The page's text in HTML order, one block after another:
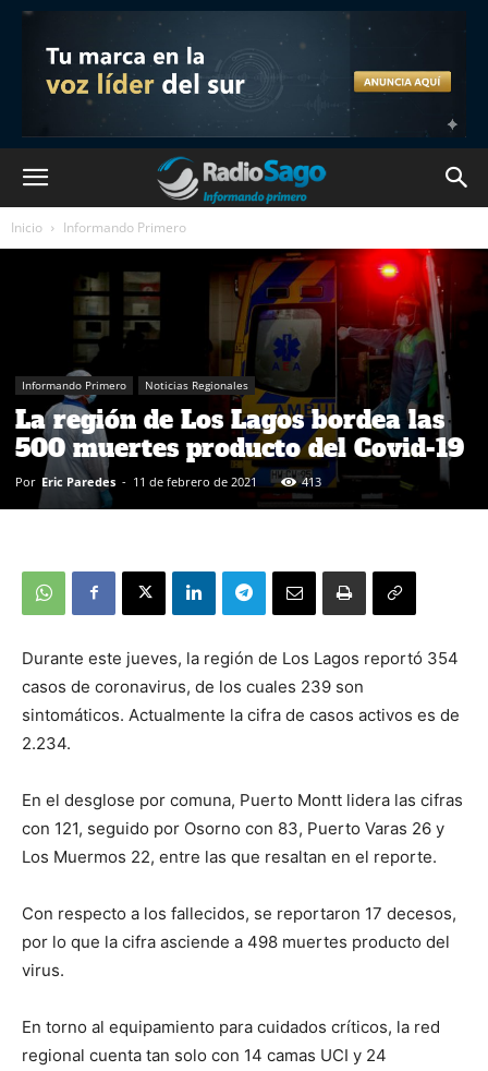
Inicio Informando Primero
Informando Primero Noticias Regionales
La región de Los Lagos bordea las
500 muertes producto del Covid-19
Por Eric Paredes - 11 de febrero de 2021 413
Durante este jueves, la región de Los Lagos reportó 354
casos de coronavirus, de los cuales 239 son
sintomáticos. Actualmente la cifra de casos activos es de
2.234.
En el desglose por comuna, Puerto Montt lidera las cifras
con 121, seguido por Osorno con 83, Puerto Varas 26 y
Los Muermos 22, entre las que resaltan en el reporte.
Con respecto a los fallecidos, se reportaron 17 decesos,
por lo que la cifra asciende a 498 muertes producto del
virus.
En torno al equipamiento para cuidados críticos, la red
regional cuenta tan solo con 14 camas UCI y 24